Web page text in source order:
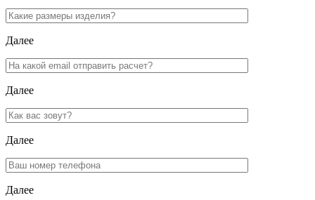
Далее
Далее
Далее
Далее